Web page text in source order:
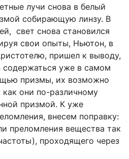
лучи снова в белый
собирающую линзу. В
свет снова становился
свои опыты, Ньютон, в
пришел к выводу,
содержаться уже в самом
призмы, их возможно
как они по-различному
призмой. К уже
внесем поправку:
преломления вещества так
проходящего через